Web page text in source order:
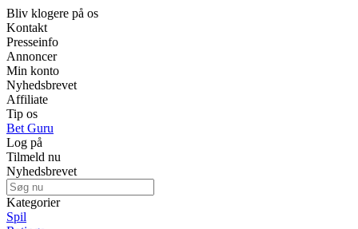
Bliv klogere på os
Kontakt
Presseinfo
Annoncer
Min konto
Nyhedsbrevet
Affiliate
Tip os
Bet Guru
Log på
Tilmeld nu
Nyhedsbrevet
Kategorier
Spil